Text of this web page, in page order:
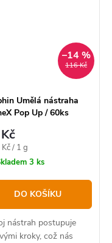
116 Kč
–14 %
Umělá nástraha
Pop Up / 60ks
/ 1 g
3 ks
DO KOŠÍKU
nástrah postupuje
kroky, což nás